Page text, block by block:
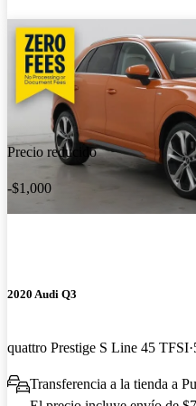
Precio reducido
-$1,000
2020 Audi Q3
quattro Prestige S Line 45 TFSI
Transferencia a la tienda a